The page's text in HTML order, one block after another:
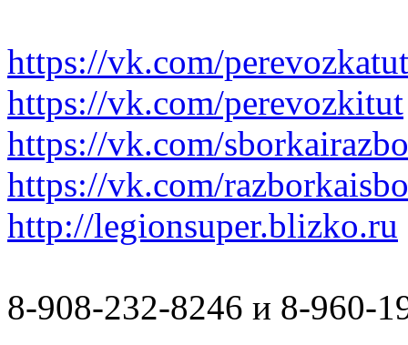
https://vk.com/perevozkatut
https://vk.com/perevozkitut
https://vk.com/
https://vk.com/
http://legionsuper.blizko.ru
8-908-232-8246 и 8-960-